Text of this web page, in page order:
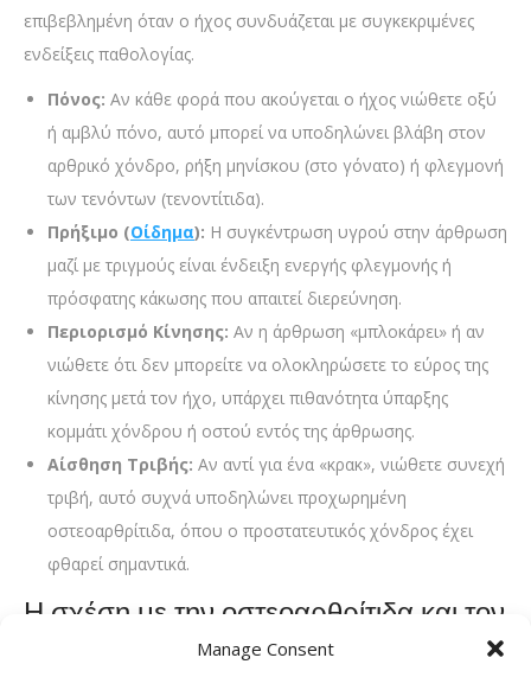
Manage Consent
επιβεβλημένη όταν ο ήχος συνδυάζεται με συγκεκριμένες
ενδείξεις παθολογίας.
Πόνος: Αν κάθε φορά που ακούγεται ο ήχος νιώθετε οξύ
ή αμβλύ πόνο, αυτό μπορεί να υποδηλώνει βλάβη στον
αρθρικό χόνδρο, ρήξη μηνίσκου (στο γόνατο) ή φλεγμονή
των τενόντων (τενοντίτιδα).
Πρήξιμο (Οίδημα): Η συγκέντρωση υγρού στην άρθρωση
μαζί με τριγμούς είναι ένδειξη ενεργής φλεγμονής ή
πρόσφατης κάκωσης που απαιτεί διερεύνηση.
Περιορισμό Κίνησης: Αν η άρθρωση «μπλοκάρει» ή αν
νιώθετε ότι δεν μπορείτε να ολοκληρώσετε το εύρος της
κίνησης μετά τον ήχο, υπάρχει πιθανότητα ύπαρξης
κομμάτι χόνδρου ή οστού εντός της άρθρωσης.
Αίσθηση Τριβής: Αν αντί για ένα «κρακ», νιώθετε συνεχή
τριβή, αυτό συχνά υποδηλώνει προχωρημένη
οστεοαρθρίτιδα, όπου ο προστατευτικός χόνδρος έχει
φθαρεί σημαντικά.
Η σχέση με την οστεοαρθρίτιδα και τον